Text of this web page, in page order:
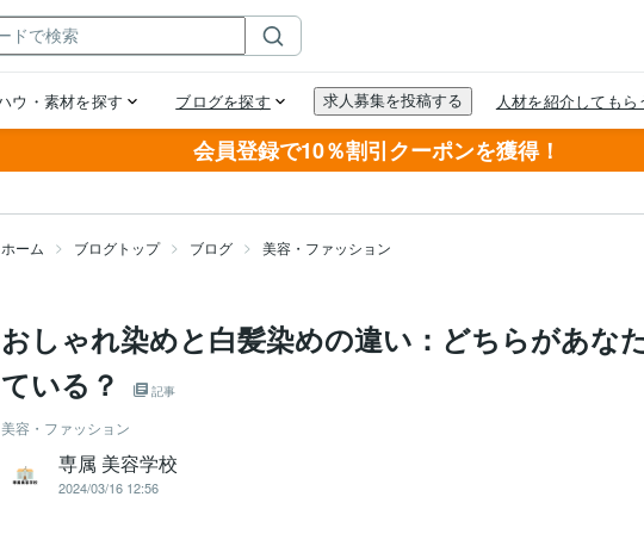
会員登録で10％割引クーポンを獲得！
ホーム ブログトップ ブログ 美容・ファッション
おしゃれ染めと白髪染めの違い：どちらがあな
ている？
記事
美容・ファッション
専属 美容学校
2024/03/16 12:56